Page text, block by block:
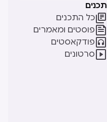
תכנים
כל התכנים
פוסטים ומאמרים
פודקאסטים
סרטונים